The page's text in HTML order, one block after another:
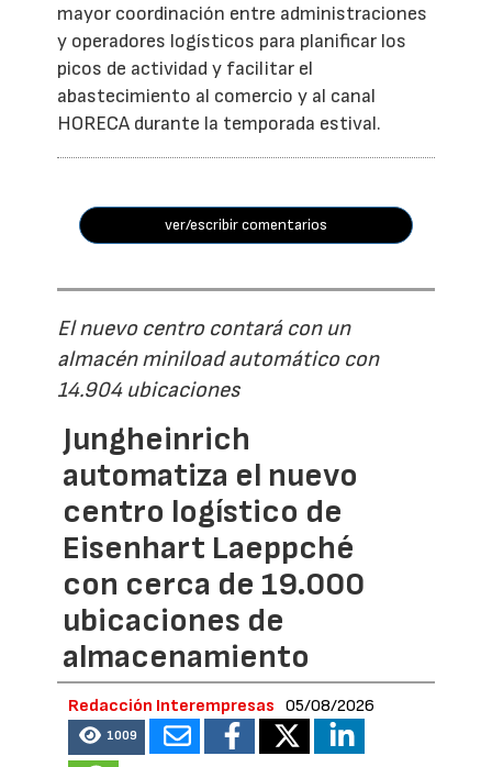
mayor coordinación entre administraciones
y operadores logísticos para planificar los
picos de actividad y facilitar el
abastecimiento al comercio y al canal
HORECA durante la temporada estival.
ver/escribir comentarios
El nuevo centro contará con un
almacén miniload automático con
14.904 ubicaciones
Jungheinrich
automatiza el nuevo
centro logístico de
Eisenhart Laeppché
con cerca de 19.000
ubicaciones de
almacenamiento
Redacción Interempresas 05/08/2026
1009